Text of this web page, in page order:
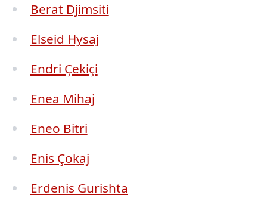
Berat Djimsiti
Elseid Hysaj
Endri Çekiçi
Enea Mihaj
Eneo Bitri
Enis Çokaj
Erdenis Gurishta